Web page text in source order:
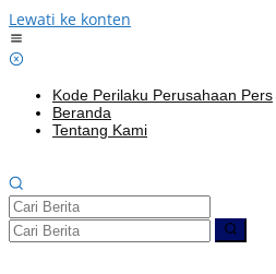
Lewati ke konten
Kode Perilaku Perusahaan Pers
Beranda
Tentang Kami